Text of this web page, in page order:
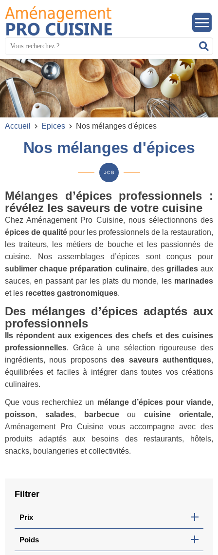
Mots
clés
:
Accueil Epices Nos mélanges d'épices
Nos mélanges d'épices
Mélanges d’épices professionnels :
révélez les saveurs de votre cuisine
Chez Aménagement Pro Cuisine, nous sélectionnons des
épices de qualité pour les professionnels de la restauration,
les traiteurs, les métiers de bouche et les passionnés de
cuisine. Nos assemblages d’épices sont conçus pour
sublimer chaque préparation culinaire, des grilladesaux
sauces, en passant par les plats du monde, lesmarinades
et les recettes gastronomiques.
Des mélanges d’épices adaptés aux
professionnels
Ils répondent aux exigences des chefs et des cuisines
professionnelles. Grâce à une sélection rigoureuse des
ingrédients, nous proposonsdes saveurs authentiques,
équilibrées et faciles à intégrer dans toutes vos créations
culinaires.
Que vous recherchiez un mélange d’épices pour viande,
poisson, salades, barbecueoucuisine orientale,
Aménagement Pro Cuisine vous accompagne avec des
produits adaptés aux besoins des restaurants, hôtels,
snacks, boulangeries et collectivités.
Filtrer
Prix
Poids
Panneau de gestion des cookies